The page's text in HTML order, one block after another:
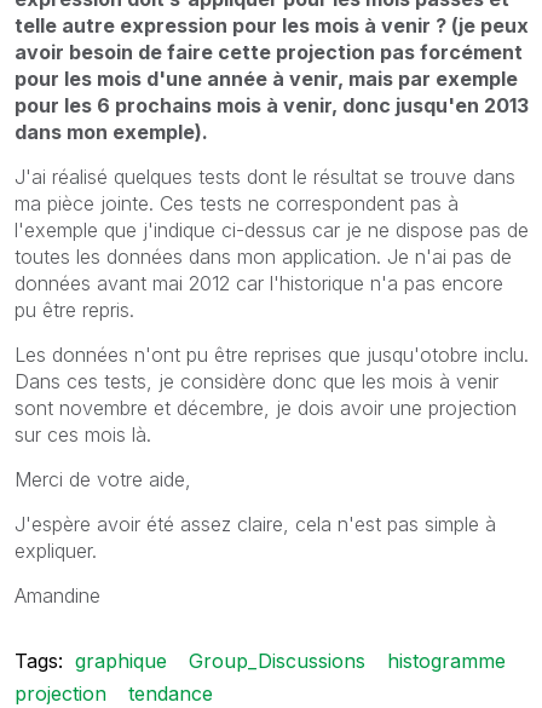
telle autre expression pour les mois à venir ? (je peux
avoir besoin de faire cette projection pas forcément
pour les mois d'une année à venir, mais par exemple
pour les 6 prochains mois à venir, donc jusqu'en 2013
dans mon exemple).
J'ai réalisé quelques tests dont le résultat se trouve dans
ma pièce jointe. Ces tests ne correspondent pas à
l'exemple que j'indique ci-dessus car je ne dispose pas de
toutes les données dans mon application. Je n'ai pas de
données avant mai 2012 car l'historique n'a pas encore
pu être repris.
Les données n'ont pu être reprises que jusqu'otobre inclu.
Dans ces tests, je considère donc que les mois à venir
sont novembre et décembre, je dois avoir une projection
sur ces mois là.
Merci de votre aide,
J'espère avoir été assez claire, cela n'est pas simple à
expliquer.
Amandine
Tags: graphique Group_Discussions
histogramme
projection
tendance